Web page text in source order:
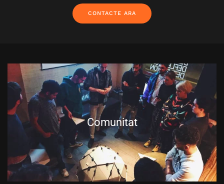
CONTACTE ARA
Comunitat